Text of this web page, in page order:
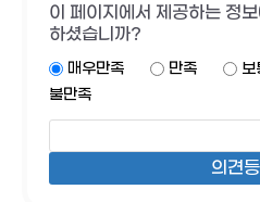
이 페이지에서 제공하는 정
하셨습니까?
매우만족 만족 보
불만족